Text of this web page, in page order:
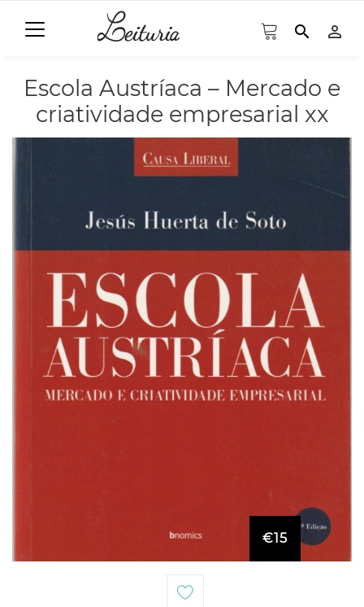
search person_outline
Escola Austríaca – Mercado e
criatividade empresarial xx
€15